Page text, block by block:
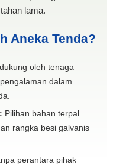
lama.
Aneka Tenda?
oleh tenaga
dalam
Pilihan bahan terpal
rangka besi galvanis
perantara pihak